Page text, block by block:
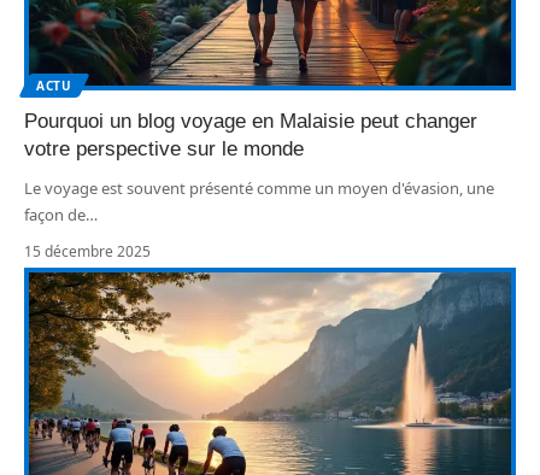
ACTU
Pourquoi un blog voyage en Malaisie peut changer
votre perspective sur le monde
Le voyage est souvent présenté comme un moyen d'évasion, une
façon de…
15 décembre 2025